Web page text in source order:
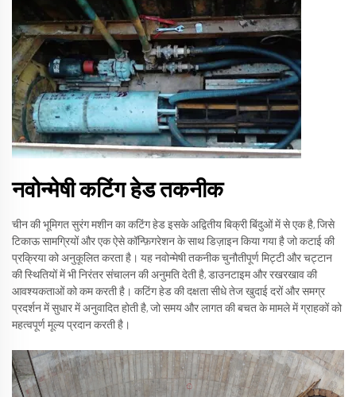
नवोन्मेषी कटिंग हेड तकनीक
चीन की भूमिगत सुरंग मशीन का कटिंग हेड इसके अद्वितीय बिक्री बिंदुओं में से एक है, जिसे
टिकाऊ सामग्रियों और एक ऐसे कॉन्फ़िगरेशन के साथ डिज़ाइन किया गया है जो कटाई की
प्रक्रिया को अनुकूलित करता है। यह नवोन्मेषी तकनीक चुनौतीपूर्ण मिट्टी और चट्टान
की स्थितियों में भी निरंतर संचालन की अनुमति देती है, डाउनटाइम और रखरखाव की
आवश्यकताओं को कम करती है। कटिंग हेड की दक्षता सीधे तेज खुदाई दरों और समग्र
प्रदर्शन में सुधार में अनुवादित होती है, जो समय और लागत की बचत के मामले में ग्राहकों को
महत्वपूर्ण मूल्य प्रदान करती है।